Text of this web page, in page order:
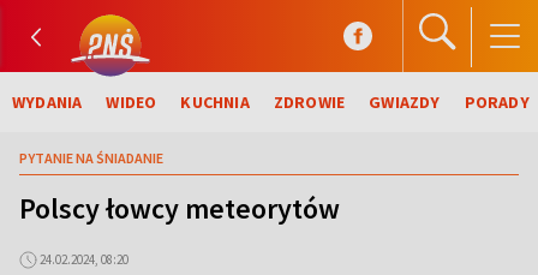
WYDANIA WIDEO KUCHNIA ZDROWIE GWIAZDY PORADY
PYTANIE NA ŚNIADANIE
Polscy łowcy meteorytów
24.02.2024, 08:20